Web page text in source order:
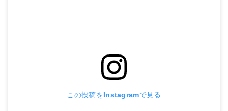
この投稿をInstagramで見る